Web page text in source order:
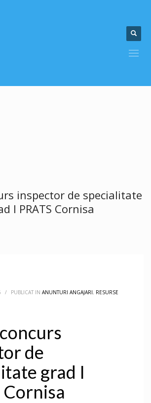
inspector de specialitate
I PRATS Cornisa
/ PUBLICAT IN ANUNTURI ANGAJARI, RESURSE
de
grad I
Cornisa